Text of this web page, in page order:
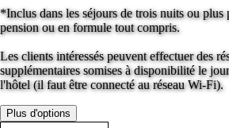
*Inclus dans les séjours de trois nuits ou plus
pension ou en formule tout compris.
Les clients intéressés peuvent effectuer des
supplémentaires somises à disponibilité le
l'hôtel (il faut être connecté au réseau Wi-Fi).
Plus d'options